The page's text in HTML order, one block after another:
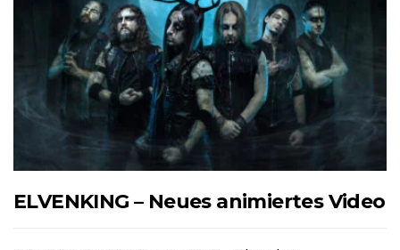
ELVENKING – Neues animiertes Video